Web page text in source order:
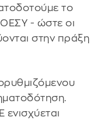
το
- ώστε οι
στην πράξη